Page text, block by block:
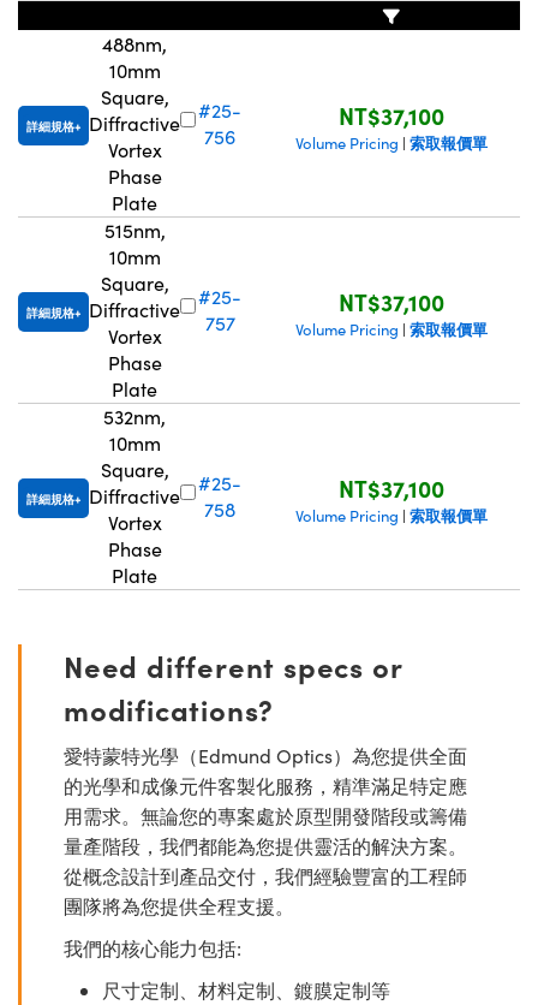
詳細規格
488nm,
10mm
Square,
Diffractive
Vortex
Phase
Plate
#25-
756
NT$37,100
Volume Pricing | 索取報價單
詳細規格
515nm,
10mm
Square,
Diffractive
Vortex
Phase
Plate
#25-
757
NT$37,100
Volume Pricing | 索取報價單
詳細規格
532nm,
10mm
Square,
Diffractive
Vortex
Phase
Plate
#25-
758
NT$37,100
Volume Pricing | 索取報價單
Need different specs or
modifications?
愛特蒙特光學（Edmund Optics）為您提供全面
的光學和成像元件客製化服務，精準滿足特定應
用需求。無論您的專案處於原型開發階段或籌備
量產階段，我們都能為您提供靈活的解決方案。
從概念設計到產品交付，我們經驗豐富的工程師
團隊將為您提供全程支援。
我們的核心能力包括:
尺寸定制、材料定制、鍍膜定制等